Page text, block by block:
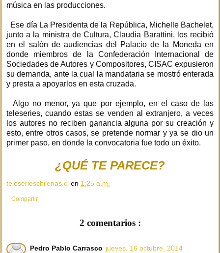
música en las producciones.
Ese día La Presidenta de la República, Michelle Bachelet,
junto a la ministra de Cultura, Claudia Barattini, los recibió
en el salón de audiencias del Palacio de la Moneda en
donde miembros de la Confederación Internacional de
Sociedades de Autores y Compositores, CISAC expusieron
su demanda, ante la cual la mandataria se mostró enterada
y presta a apoyarlos en esta cruzada.
Algo no menor, ya que por ejemplo, en el caso de las
teleseries, cuando estas se venden al extranjero, a veces
los autores no reciben ganancia alguna por su creación y
esto, entre otros casos, se pretende normar y ya se dio un
primer paso, en donde la convocatoria fue todo un éxito.
¿QUÉ TE PARECE?
teleserieschilenas.cl en 1:25 a.m.
Compartir
2 comentarios :
Pedro Pablo Carrasco jueves, 16 octubre, 2014